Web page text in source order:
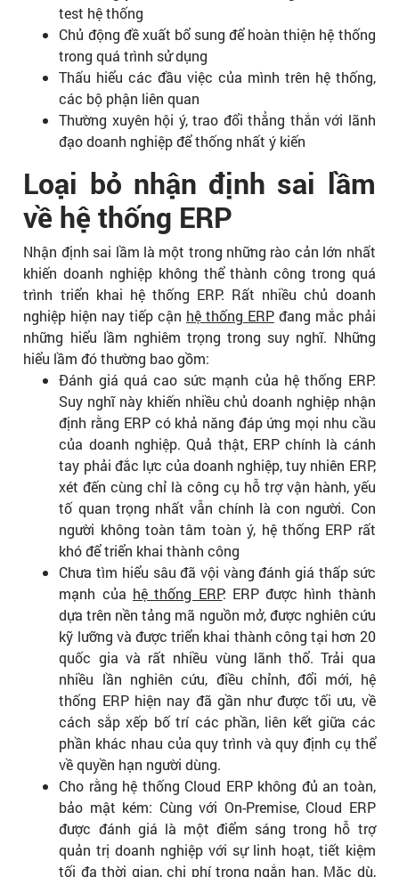
test hệ thống
Chủ động đề xuất bổ sung để hoàn thiện hệ thống
trong quá trình sử dụng
Thấu hiểu các đầu việc của mình trên hệ thống,
các bộ phận liên quan
Thường xuyên hội ý, trao đổi thẳng thắn với lãnh
đạo doanh nghiệp để thống nhất ý kiến
Loại bỏ nhận định sai lầm
về hệ thống ERP
Nhận định sai lầm là một trong những rào cản lớn nhất
khiến doanh nghiệp không thể thành công trong quá
trình triển khai hệ thống ERP. Rất nhiều chủ doanh
nghiệp hiện nay tiếp cận hệ thống ERPđang mắc phải
những hiểu lầm nghiêm trọng trong suy nghĩ. Những
hiểu lầm đó thường bao gồm:
Đánh giá quá cao sức mạnh của hệ thống ERP:
Suy nghĩ này khiến nhiều chủ doanh nghiệp nhận
định rằng ERP có khả năng đáp ứng mọi nhu cầu
của doanh nghiệp. Quả thật, ERP chính là cánh
tay phải đắc lực của doanh nghiệp, tuy nhiên ERP,
xét đến cùng chỉ là công cụ hỗ trợ vận hành, yếu
tố quan trọng nhất vẫn chính là con người. Con
người không toàn tâm toàn ý, hệ thống ERP rất
khó để triển khai thành công
Chưa tìm hiểu sâu đã vội vàng đánh giá thấp sức
mạnh của hệ thống ERP: ERP được hình thành
dựa trên nền tảng mã nguồn mở, được nghiên cứu
kỹ lưỡng và được triển khai thành công tại hơn 20
quốc gia và rất nhiều vùng lãnh thổ. Trải qua
nhiều lần nghiên cứu, điều chỉnh, đổi mới, hệ
thống ERP hiện nay đã gần như được tối ưu, về
cách sắp xếp bố trí các phần, liên kết giữa các
phần khác nhau của quy trình và quy định cụ thể
về quyền hạn người dùng.
Cho rằng hệ thống Cloud ERP không đủ an toàn,
bảo mật kém: Cùng với On-Premise, Cloud ERP
được đánh giá là một điểm sáng trong hỗ trợ
quản trị doanh nghiệp với sự linh hoạt, tiết kiệm
tối đa thời gian, chi phí trong ngắn hạn. Mặc dù,